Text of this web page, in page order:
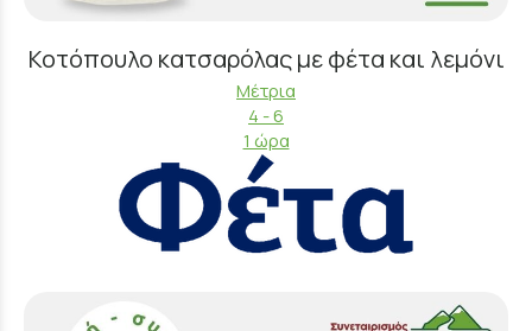
Κοτόπουλο κατσαρόλας με φέτα και λεμόνι
Μέτρια
4 - 6
1 ώρα